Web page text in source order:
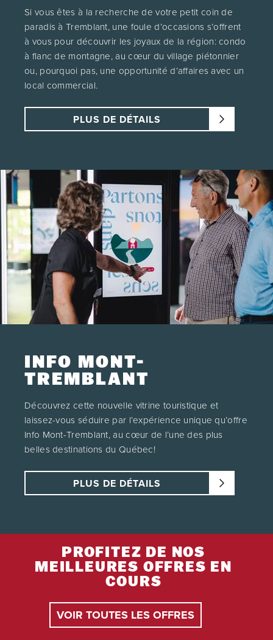
Si vous êtes à la recherche de votre petit coin de
paradis à Tremblant, une foule d’occasions s’offrent
à vous pour découvrir les joyaux de la région: condo
à flanc de montagne, au cœur du village piétonnier
ou, pourquoi pas, une opportunité d’affaires avec un
local commercial.
PLUS DE DÉTAILS
INFO MONT-
TREMBLANT
Découvrez cette nouvelle vitrine touristique et
laissez-vous séduire par l’expérience unique qu’offre
Info Mont-Tremblant, au cœur de l’une des plus
belles destinations du Québec!
PLUS DE DÉTAILS
PROFITEZ DE NOS
MEILLEURES OFFRES EN
COURS
VOIR TOUTES LES OFFRES